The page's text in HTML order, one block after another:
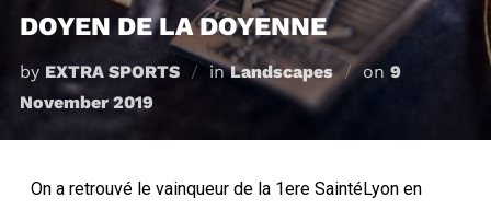
DOYEN DE LA DOYENNE
by EXTRA SPORTS inLandscapes on 9
November 2019
On a retrouvé le vainqueur de la 1ere SaintéLyon en